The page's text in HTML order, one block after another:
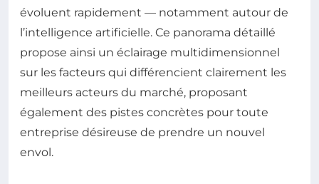
évoluent rapidement — notamment autour de
l’intelligence artificielle. Ce panorama détaillé
propose ainsi un éclairage multidimensionnel
sur les facteurs qui différencient clairement les
meilleurs acteurs du marché, proposant
également des pistes concrètes pour toute
entreprise désireuse de prendre un nouvel
envol.